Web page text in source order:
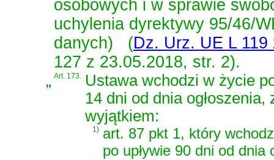
osobowych i w sprawie
uchylenia dyrektywy 95/46/
danych)
(Dz. Urz. UE L
127 z 23.05.2018, str. 2).
„Art. 173. Ustawa wchodzi w życie
14 dni od dnia ogłoszenia,
wyjątkiem:
1) art. 87 pkt 1, który
po upływie 90 dni od dnia